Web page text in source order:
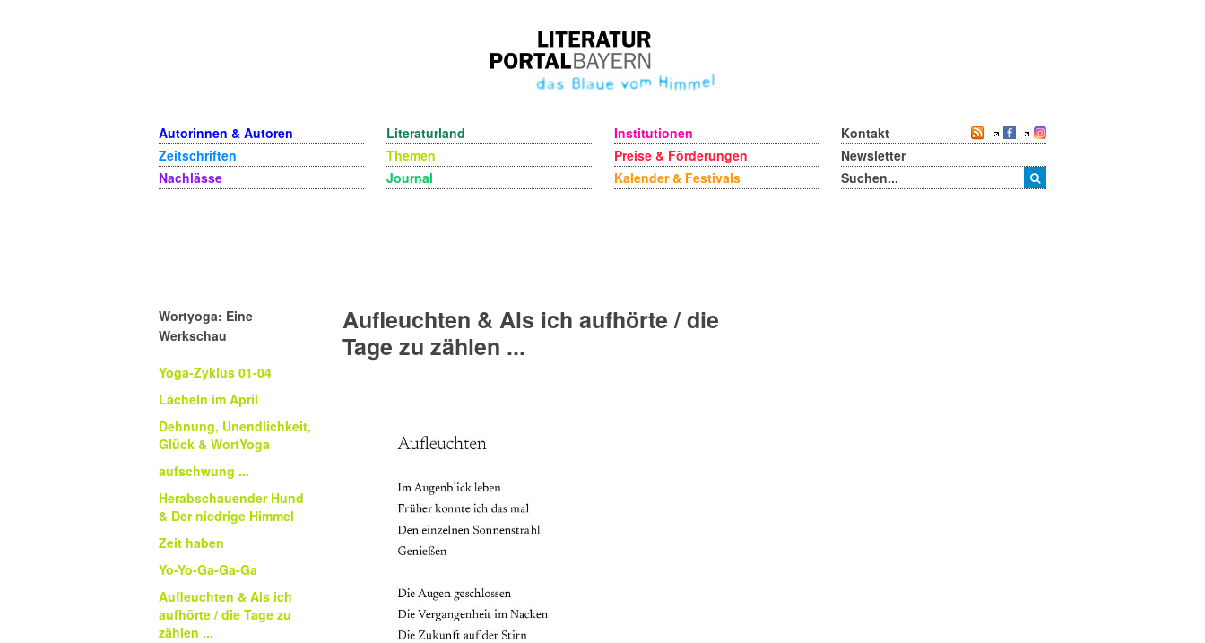
Autorinnen & Autoren
Zeitschriften
Nachlässe
Literaturland
Themen
Journal
Institutionen
Preise & Förderungen
Kalender & Festivals
Kontakt
Newsletter
Wortyoga: Eine
Werkschau
Yoga-Zyklus 01-04
Lächeln im April
Dehnung, Unendlichkeit,
Glück & WortYoga
aufschwung ...
Herabschauender Hund
& Der niedrige Himmel
Zeit haben
Yo-Yo-Ga-Ga-Ga
Aufleuchten & Als ich
aufhörte / die Tage zu
zählen ...
Aufleuchten & Als ich aufhörte / die
Tage zu zählen ...